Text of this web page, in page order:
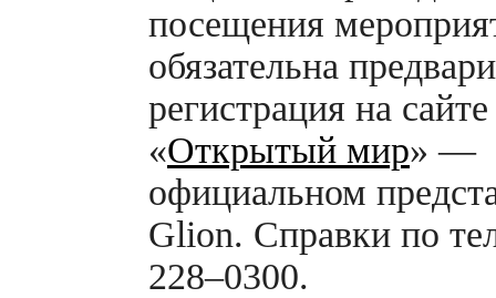
посещения
обязательна
регистрация на
«Открытый мир» —
официальном
Glion. Справки по
228–0300.